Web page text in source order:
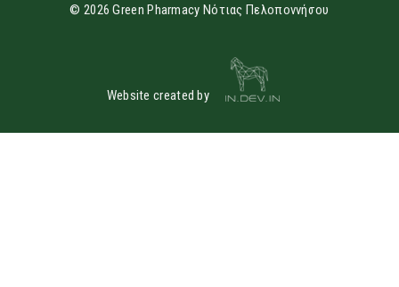
© 2026 Green Pharmacy Νότιας Πελοποννήσου
Website created by